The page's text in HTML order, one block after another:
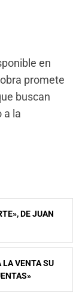
en
promete
buscan
a la
DE JUAN
LA VENTA SU